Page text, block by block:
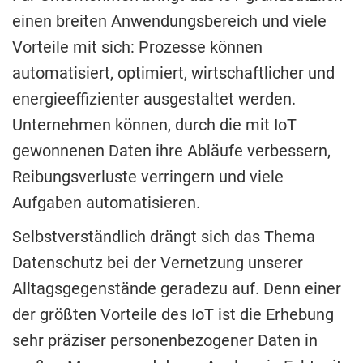
einen breiten Anwendungsbereich und viele
Vorteile mit sich: Prozesse können
automatisiert, optimiert, wirtschaftlicher und
energieeffizienter ausgestaltet werden.
Unternehmen können, durch die mit IoT
gewonnenen Daten ihre Abläufe verbessern,
Reibungsverluste verringern und viele
Aufgaben automatisieren.
Selbstverständlich drängt sich das Thema
Datenschutz bei der Vernetzung unserer
Alltagsgegenstände geradezu auf. Denn einer
der größten Vorteile des IoT ist die Erhebung
sehr präziser personenbezogener Daten in